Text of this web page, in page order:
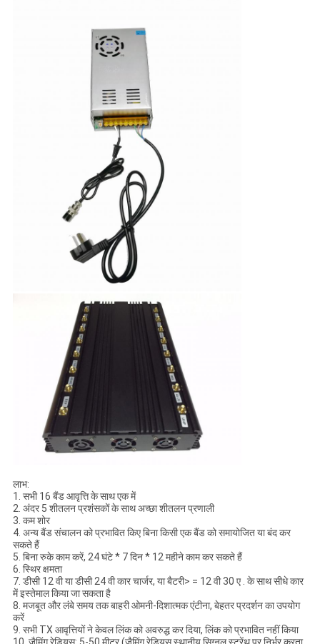
लाभ:
1. सभी 16 बैंड आवृत्ति के साथ एक में
2. अंदर 5 शीतलन प्रशंसकों के साथ अच्छा शीतलन प्रणाली
3. कम शोर
4. अन्य बैंड संचालन को प्रभावित किए बिना किसी एक बैंड को समायोजित या बंद कर
सकते हैं
5. बिना रुके काम करें, 24 घंटे * 7 दिन * 12 महीने काम कर सकते हैं
6. स्थिर क्षमता
7. डीसी 12 वी या डीसी 24 वी कार चार्जर, या बैटरी> = 12 वी 30 ए . के साथ सीधे कार
में इस्तेमाल किया जा सकता है
8. मजबूत और लंबे समय तक बाहरी ओमनी-दिशात्मक एंटीना, बेहतर प्रदर्शन का उपयोग
करें
9. सभी TX आवृत्तियों ने केवल लिंक को अवरुद्ध कर दिया, लिंक को प्रभावित नहीं किया